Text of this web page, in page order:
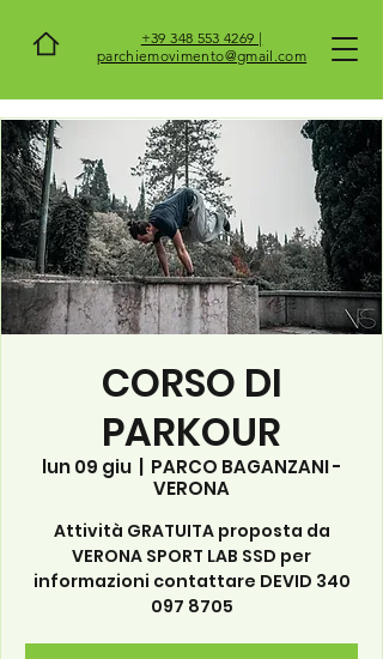
+39 348 553 4269 |
parchiemovimento@gmail.com
CORSO DI
PARKOUR
lun 09 giu
  |
PARCO BAGANZANI -
VERONA
Attività GRATUITA proposta da
VERONA SPORT LAB SSD per
informazioni contattare DEVID 340
097 8705